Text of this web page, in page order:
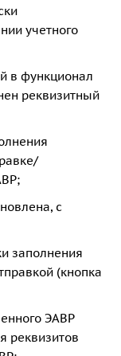
учетного
в функционал
реквизитный
с
заполнения
(кнопка
ЭАВР
реквизитов